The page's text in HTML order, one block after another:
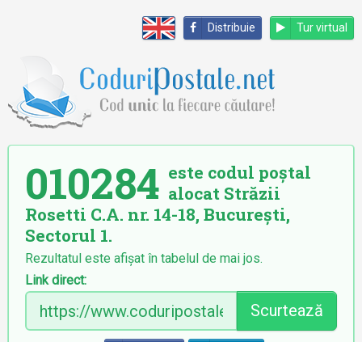
Distribuie Tur virtual
010284 este codul poștal
alocat Străzii
Rosetti C.A. nr. 14-18, București,
Sectorul 1.
Rezultatul este afișat în tabelul de mai jos.
Link direct:
Scurtează